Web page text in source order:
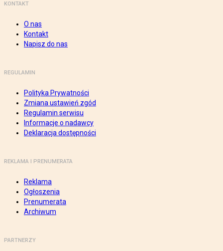
KONTAKT
O nas
Kontakt
Napisz do nas
REGULAMIN
Polityka Prywatności
Zmiana ustawień zgód
Regulamin serwisu
Informacje o nadawcy
Deklaracja dostępności
REKLAMA I PRENUMERATA
Reklama
Ogłoszenia
Prenumerata
Archiwum
PARTNERZY